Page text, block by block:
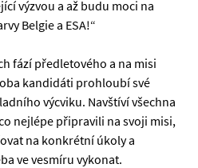
výzvou a až budu moci na
Belgie a ESA!“
fází předletového a na misi
kandidáti prohloubí své
výcviku. Navštíví všechna
nejlépe připravili na svoji misi,
na konkrétní úkoly a
ve vesmíru vykonat.